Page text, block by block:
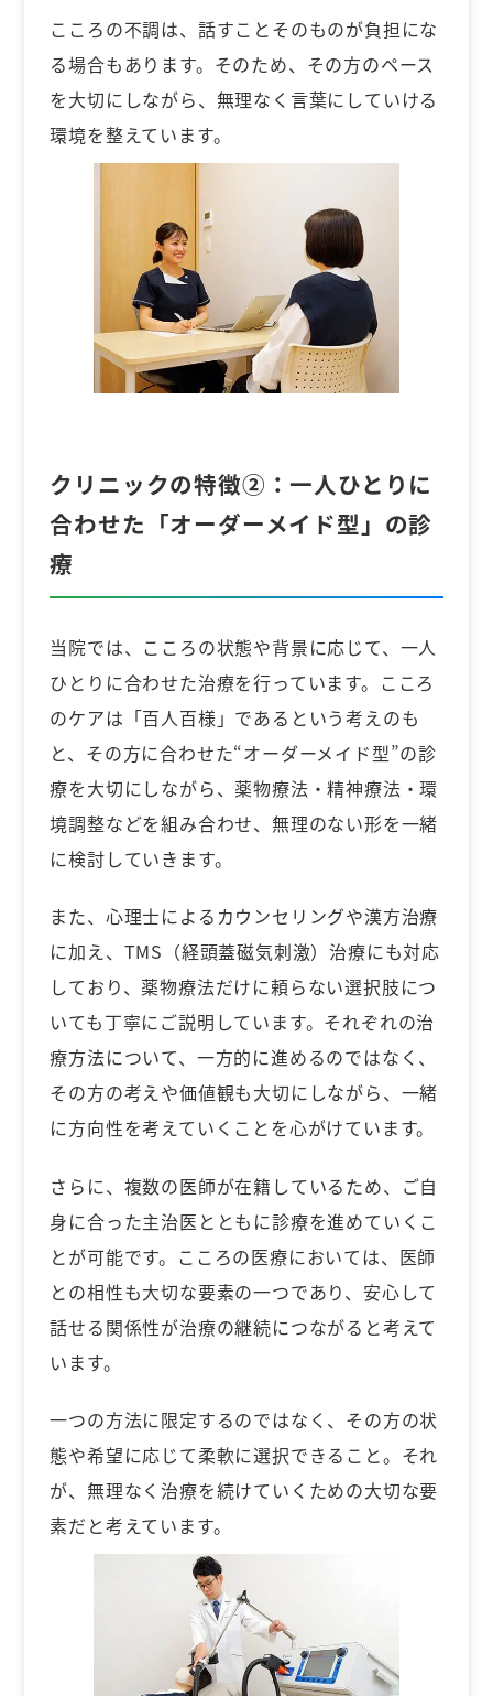
こころの不調は、話すことそのものが負担にな
る場合もあります。そのため、その方のペース
を大切にしながら、無理なく言葉にしていける
環境を整えています。
クリニックの特徴②：一人ひとりに
合わせた「オーダーメイド型」の診
療
当院では、こころの状態や背景に応じて、一人
ひとりに合わせた治療を行っています。こころ
のケアは「百人百様」であるという考えのも
と、その方に合わせた“オーダーメイド型”の診
療を大切にしながら、薬物療法・精神療法・環
境調整などを組み合わせ、無理のない形を一緒
に検討していきます。
また、心理士によるカウンセリングや漢方治療
に加え、TMS（経頭蓋磁気刺激）治療にも対応
しており、薬物療法だけに頼らない選択肢につ
いても丁寧にご説明しています。それぞれの治
療方法について、一方的に進めるのではなく、
その方の考えや価値観も大切にしながら、一緒
に方向性を考えていくことを心がけています。
さらに、複数の医師が在籍しているため、ご自
身に合った主治医とともに診療を進めていくこ
とが可能です。こころの医療においては、医師
との相性も大切な要素の一つであり、安心して
話せる関係性が治療の継続につながると考えて
います。
一つの方法に限定するのではなく、その方の状
態や希望に応じて柔軟に選択できること。それ
が、無理なく治療を続けていくための大切な要
素だと考えています。